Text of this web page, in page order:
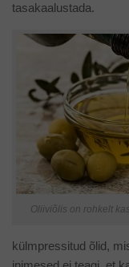
tasakaalustada.
Oliiviõlis on rohkelt
külmpressitud õlid,